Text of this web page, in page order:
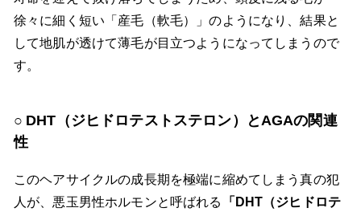
徐々に細く短い「産毛（軟毛）」のようになり、結果と
して地肌が透けて薄毛が目立つようになってしまうので
す。
DHT（ジヒドロテストステロン）とAGAの関連
性
このヘアサイクルの成長期を極端に縮めてしまう真の犯
人が、悪玉男性ホルモンと呼ばれる
「DHT（ジヒドロテ